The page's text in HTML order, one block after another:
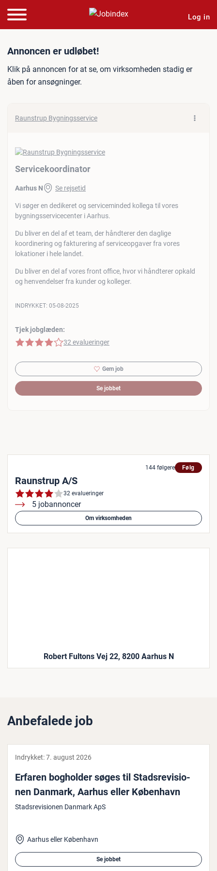
Log in
Jobannonce:
Annoncen er udløbet!
Klik på annoncen for at se, om virksomheden stadig er
åben for ansøgninger.
Raunstrup Bygningsservice
Servicekoordinator
Aarhus N Se rejsetid
Vi søger en dedikeret og serviceminded kollega til vores
bygningsservicecenter i Aarhus.
Du bliver en del af et team, der håndterer den daglige
koordinering og fakturering af serviceopgaver fra vores
lokationer i hele landet.
Du bliver en del af vores front office, hvor vi håndterer opkald
og henvendelser fra kunder og kolleger.
Tjek jobglæden:
4 af 5 stjerner
32 evalueringer
INDRYKKET: 05-08-2025
Gem job
Se jobbet
144 følgere Følg
Raunstrup A/S
32 evalueringer
5 jobannoncer
Om virksomheden
Robert Fultons Vej 22, 8200 Aarhus N
Anbefalede job
Indrykket:7. august 2026
Erfaren bogholder søges til Stads­re­vi­sio­
nen Danmark, Aarhus eller København
Stadsrevisionen Danmark ApS
Aarhus eller København
Se jobbet